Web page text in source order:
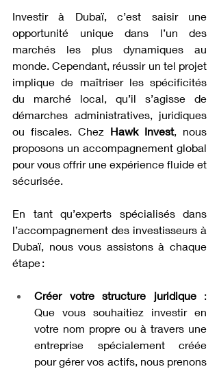
Investir à Dubaï, c’est saisir une
opportunité unique dans l’un des
marchés les plus dynamiques au
monde. Cependant, réussir un tel projet
implique de maîtriser les spécificités
du marché local, qu’il s’agisse de
démarches administratives, juridiques
ou fiscales. Chez Hawk Invest, nous
proposons un accompagnement global
pour vous offrir une expérience fluide et
sécurisée.
En tant qu’experts spécialisés dans
l’accompagnement des investisseurs à
Dubaï, nous vous assistons à chaque
étape :
Créer votre structure juridique :
Que vous souhaitiez investir en
votre nom propre ou à travers une
entreprise spécialement créée
pour gérer vos actifs, nous prenons